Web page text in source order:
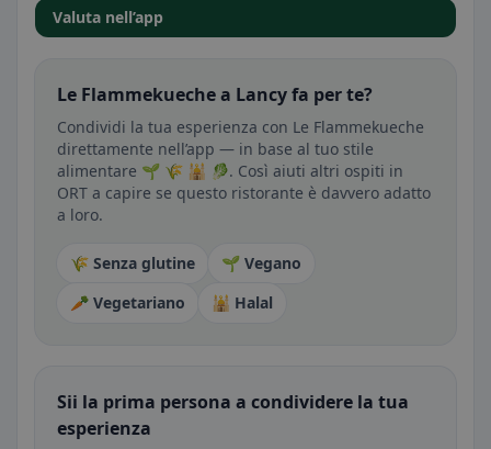
Valuta nell’app
Le Flammekueche a Lancy fa per te?
Condividi la tua esperienza con Le Flammekueche
direttamente nell’app — in base al tuo stile
alimentare 🌱 🌾 🕌 🥬. Così aiuti altri ospiti in
ORT a capire se questo ristorante è davvero adatto
a loro.
🌾 Senza glutine
🌱 Vegano
🥕 Vegetariano
🕌 Halal
Sii la prima persona a condividere la tua
esperienza